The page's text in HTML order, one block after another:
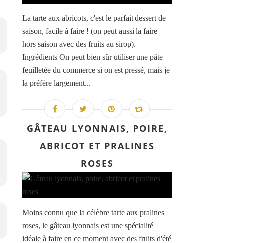
La tarte aux abricots, c'est le parfait dessert de
saison, facile à faire ! (on peut aussi la faire
hors saison avec des fruits au sirop).
Ingrédients On peut bien sûr utiliser une pâte
feuilletée du commerce si on est pressé, mais je
la préfère largement...
GÂTEAU LYONNAIS, POIRE,
ABRICOT ET PRALINES
ROSES
Moins connu que la célèbre tarte aux pralines
roses, le gâteau lyonnais est une spécialité
idéale à faire en ce moment avec des fruits d'été